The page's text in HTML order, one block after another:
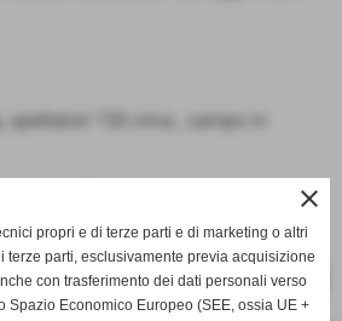
spettatori 150 circa , campo in
SUCCESSIVO >>
close
propri e di terze parti e di marketing o altri
terze parti, esclusivamente previa acquisizione
con trasferimento dei dati personali verso
Spazio Economico Europeo (SEE, ossia UE +